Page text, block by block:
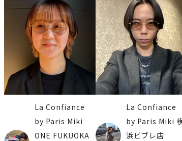
La Confiance
by Paris Miki
ONE FUKUOKA
La Confiance
by Paris Miki
浜ビブレ店